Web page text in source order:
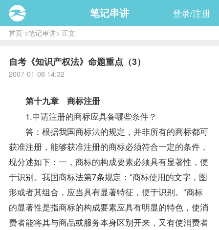
笔记串讲 登录/注册
首页>笔记串讲> 正文
自考《知识产权法》命题重点（3）
2007-01-08 14:32
第十九章 商标注册
1.申请注册的商标应具备哪些条件？
答：根据我国商标法的规定，并非所有的商标都可
获准注册，能够获准注册的商标必须符合一定的条件，
现分述如下：一，商标的构成要素必须具有显著性，便
于识别。我国商标法第7条规定：“商标使用的文字，图
形或者其组合，应当具有显著特征，便于识别。”商标
的显著性是指商标的构成要素应具有明显的特色，使消
费者能将其与商品或服务本身区别开来，又有使消费者